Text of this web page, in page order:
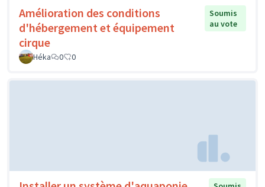
Amélioration des conditions
d'hébergement et équipement
cirque
Soumis
au vote
Héka 0 0